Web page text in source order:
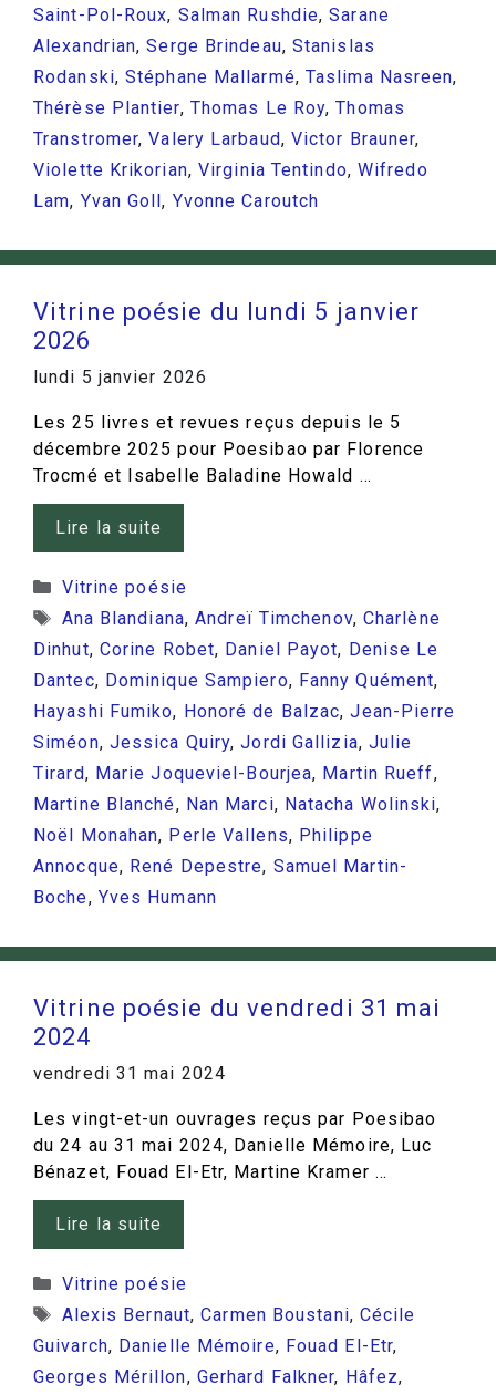
Saint-Pol-Roux, Salman Rushdie,Sarane
Alexandrian,Serge Brindeau, Stanislas
Rodanski,Stéphane Mallarmé, Taslima Nasreen,
Thérèse Plantier, Thomas Le Roy,Thomas
Transtromer,Valery Larbaud, Victor Brauner,
Violette Krikorian,Virginia Tentindo, Wifredo
Lam, Yvan Goll, Yvonne Caroutch
Vitrine poésie du lundi 5 janvier
2026
lundi 5 janvier 2026
Les 25 livres et revues reçus depuis le 5
décembre 2025 pour Poesibao par Florence
Trocmé et Isabelle Baladine Howald …
Lire la suite
Catégories
Vitrine poésie
Étiquettes
Ana Blandiana,Andreï Timchenov, Charlène
Dinhut, Corine Robet, Daniel Payot, Denise Le
Dantec, Dominique Sampiero, Fanny Quément,
Hayashi Fumiko, Honoré de Balzac,Jean-Pierre
Siméon, Jessica Quiry,Jordi Gallizia, Julie
Tirard, Marie Joqueviel-Bourjea, Martin Rueff,
Martine Blanché, Nan Marci, Natacha Wolinski,
Noël Monahan, Perle Vallens, Philippe
Annocque, René Depestre, Samuel Martin-
Boche, Yves Humann
Vitrine poésie du vendredi 31 mai
2024
vendredi 31 mai 2024
Les vingt-et-un ouvrages reçus par Poesibao
du 24 au 31 mai 2024, Danielle Mémoire, Luc
Bénazet, Fouad El-Etr, Martine Kramer …
Lire la suite
Catégories
Vitrine poésie
Étiquettes
Alexis Bernaut,Carmen Boustani, Cécile
Guivarch, Danielle Mémoire, Fouad El-Etr,
Georges Mérillon, Gerhard Falkner, Hâfez,